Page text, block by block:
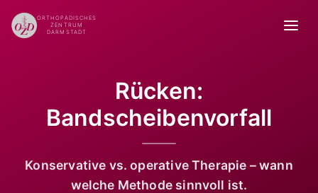
ORTHOPÄDISCHES
ZENTRUM
DARMSTADT
Rücken:
Bandscheibenvorfall
Konservative vs. operative Therapie – wann
welche Methode sinnvoll ist.